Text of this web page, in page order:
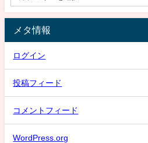
メタ情報
ログイン
投稿フィード
コメントフィード
WordPress.org